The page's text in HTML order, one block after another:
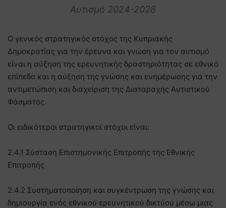
Αυτισμό 2024-2028
Ο γενικός στρατηγικός στόχος της Κυπριακής
Δημοκρατίας για την έρευνα και γνώση για τον αυτισμό
είναι η αύξηση της ερευνητικής δραστηριότητας σε εθνικό
επίπεδο και η αύξηση της γνώσης και ενημέρωσης για την
αντιμετώπιση και διαχείριση της Διαταραχής Αυτιστικού
Φάσματος.
Οι ειδικότεροι στρατηγικοί στόχοι είναι:
2.4.1 Σύσταση Επιστημονικής Επιτροπής της Εθνικής
Επιτροπής
2.4.2 Συστηματοποίηση και συγκέντρωση της γνώσης και
δημιουργία ενός εθνικού ερευνητικού δικτύου μέσω μιας